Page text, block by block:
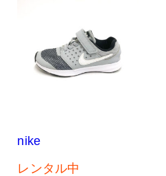
nike
レンタル中